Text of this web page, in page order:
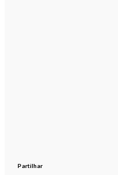
Partilhar